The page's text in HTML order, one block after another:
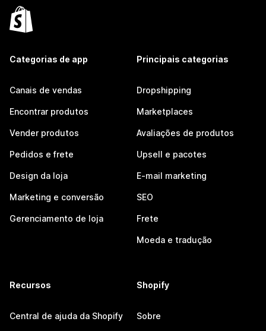
Categorias de app
Canais de vendas
Encontrar produtos
Vender produtos
Pedidos e frete
Design da loja
Marketing e conversão
Gerenciamento de loja
Principais categorias
Dropshipping
Marketplaces
Avaliações de produtos
Upsell e pacotes
E-mail marketing
SEO
Frete
Moeda e tradução
Recursos
Central de ajuda da Shopify
Shopify
Sobre